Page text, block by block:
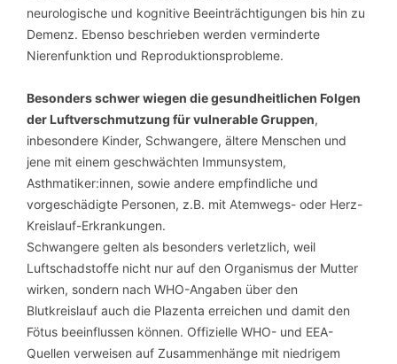
neurologische und kognitive Beeinträchtigungen bis hin zu
Demenz. Ebenso beschrieben werden verminderte
Nierenfunktion und Reproduktionsprobleme.
Besonders schwer wiegen die gesundheitlichen Folgen
der Luftverschmutzung für vulnerable Gruppen,
inbesondere Kinder, Schwangere, ältere Menschen und
jene mit einem geschwächten Immunsystem,
Asthmatiker:innen, sowie andere empfindliche und
vorgeschädigte Personen, z.B. mit Atemwegs- oder Herz-
Kreislauf-Erkrankungen.
Schwangere gelten als besonders verletzlich, weil
Luftschadstoffe nicht nur auf den Organismus der Mutter
wirken, sondern nach WHO-Angaben über den
Blutkreislauf auch die Plazenta erreichen und damit den
Fötus beeinflussen können. Offizielle WHO- und EEA-
Quellen verweisen auf Zusammenhänge mit niedrigem